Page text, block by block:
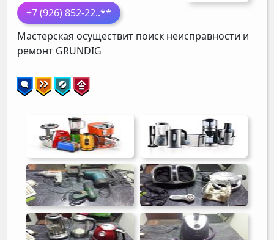
+7 (926) 852-22..**
Мастерская осуществит поиск неисправности и
ремонт GRUNDIG